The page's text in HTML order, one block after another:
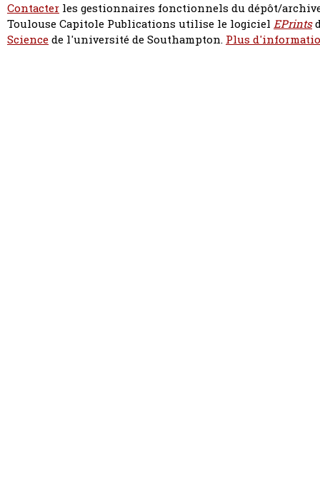
Contacter les gestionnaires fonctionnels du dépôt/
Toulouse Capitole Publications utilise le logiciel EPrints
Sciencede l'université de Southampton. Plus